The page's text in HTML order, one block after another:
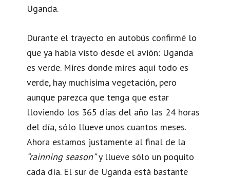
Uganda.
Durante el trayecto en autobús confirmé lo
que ya había visto desde el avión: Uganda
es verde. Mires donde mires aquí todo es
verde, hay muchísima vegetación, pero
aunque parezca que tenga que estar
lloviendo los 365 días del año las 24 horas
del día, sólo llueve unos cuantos meses.
Ahora estamos justamente al final de la
“rainning season”y llueve sólo un poquito
cada día. El sur de Uganda está bastante